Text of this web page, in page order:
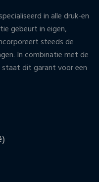
in alle druk-en
gebeurt in eigen,
steeds de
In combinatie met de
dit garant voor een